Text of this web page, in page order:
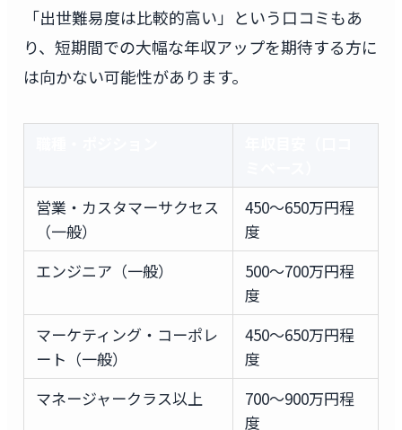
「出世難易度は比較的高い」という口コミもあ
り、短期間での大幅な年収アップを期待する方に
は向かない可能性があります。
営業・カスタマーサクセス
（一般）
450〜650万円程
度
エンジニア（一般）
500〜700万円程
度
マーケティング・コーポレ
ート（一般）
450〜650万円程
度
マネージャークラス以上
700〜900万円程
度